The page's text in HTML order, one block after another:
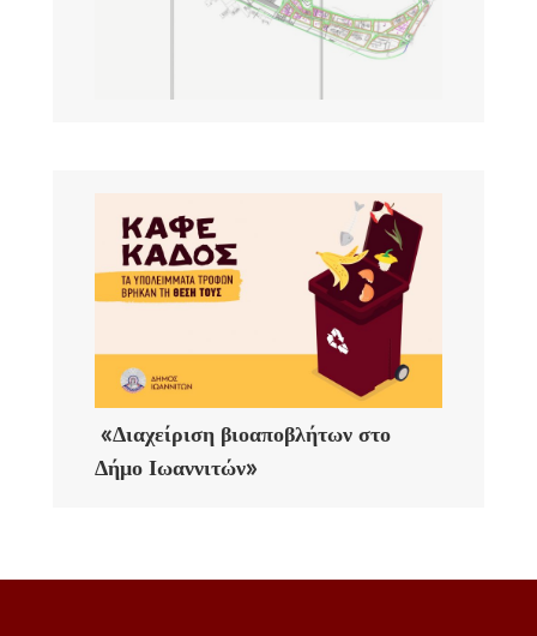
«Διαχείριση βιοαποβλήτων στο
Δήμο Ιωαννιτών»